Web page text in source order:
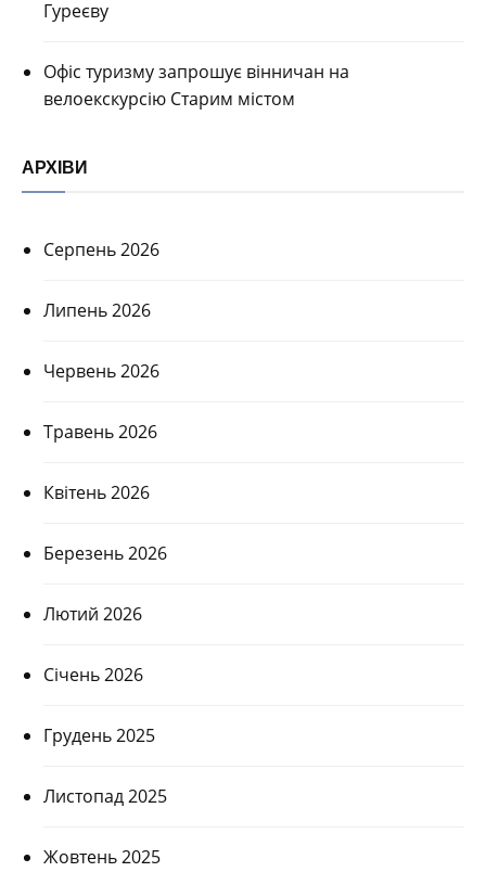
Гуреєву
Офіс туризму запрошує вінничан на
велоекскурсію Старим містом
АРХІВИ
Серпень 2026
Липень 2026
Червень 2026
Травень 2026
Квітень 2026
Березень 2026
Лютий 2026
Січень 2026
Грудень 2025
Листопад 2025
Жовтень 2025